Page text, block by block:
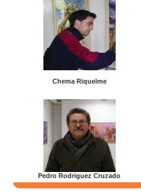
Chema Riquelme
Pedro Rodriguez Cruzado